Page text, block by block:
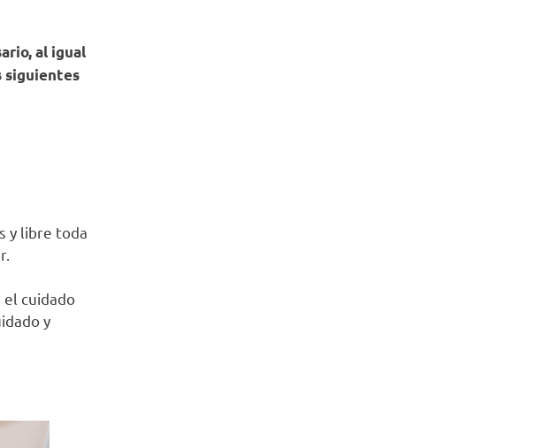
al igual
siguientes
y libre toda
el cuidado
y